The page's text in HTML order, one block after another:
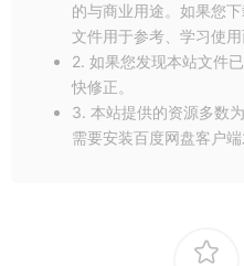
的与商业用途。如果您
文件用于参考、学习使用
2. 如果您发现本站文件
快修正。
3. 本站提供的资源多数
需要安装百度网盘客户端